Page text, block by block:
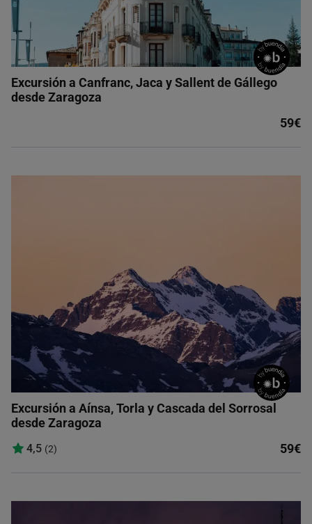
Excursión a Canfranc, Jaca y Sallent de Gállego
desde Zaragoza
59€
Excursión a Aínsa, Torla y Cascada del Sorrosal
desde Zaragoza
4,5 (2) 59€